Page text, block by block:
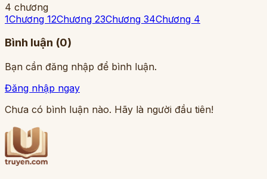
4 chương
1Chương 12Chương 23Chương 34Chương 4
Bình luận (0)
Bạn cần đăng nhập để bình luận.
Đăng nhập ngay
Chưa có bình luận nào. Hãy là người đầu tiên!